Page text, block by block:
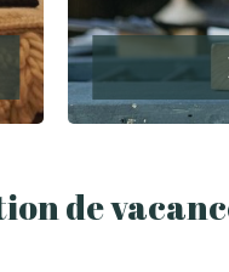
de